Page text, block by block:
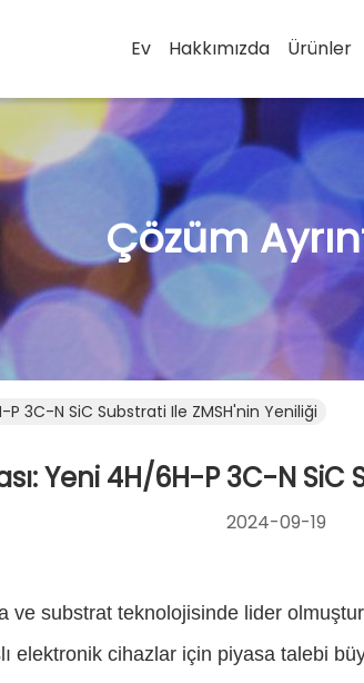
Ev Hakkımızda Ürünler
Çözüm
P 3C-N SiC Substrati Ile ZMSH'nin Yeniliği
Yeni 4H/6H-P 3C-N SiC
2024-09-19
substrat teknolojisinde lider
elektronik cihazlar için piyasa talebi